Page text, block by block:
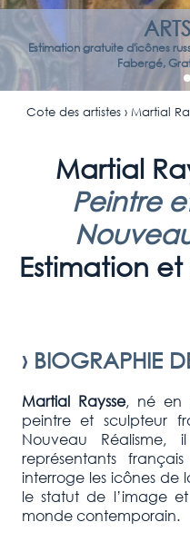
Estimation gratuite d'icônes
Fabergé,
Cote des artistes› Martial
Martial
Peintre
Estimation
› BIOGRAPHIE
Martial Raysse, né en
peintre et sculpteur
Nouveau
représentants
interroge les icônes de
le statut de l’image
monde contemporain.